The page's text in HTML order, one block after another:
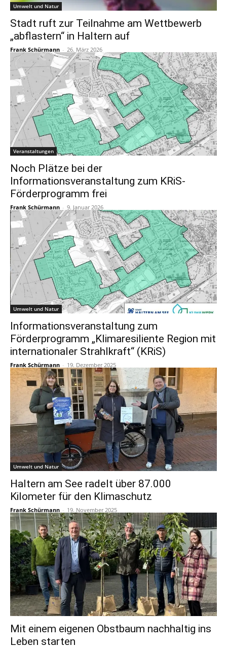
Umwelt und Natur
Stadt ruft zur Teilnahme am Wettbewerb
„abflastern“ in Haltern auf
Frank Schürmann - 26. März 2026
Veranstaltungen
Noch Plätze bei der
Informationsveranstaltung zum KRiS-
Förderprogramm frei
Frank Schürmann - 9. Januar 2026
Umwelt und Natur
Informationsveranstaltung zum
Förderprogramm „Klimaresiliente Region mit
internationaler Strahlkraft“ (KRiS)
Frank Schürmann - 19. Dezember 2025
Umwelt und Natur
Haltern am See radelt über 87.000
Kilometer für den Klimaschutz
Frank Schürmann - 19. November 2025
Mit einem eigenen Obstbaum nachhaltig ins
Leben starten